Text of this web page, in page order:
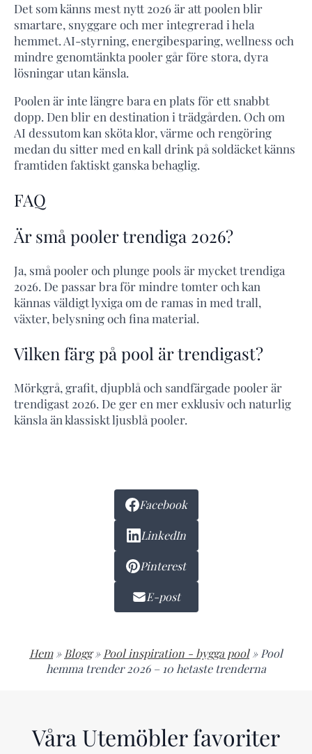
Det som känns mest nytt 2026 är att poolen blir
smartare, snyggare och mer integrerad i hela
hemmet. AI-styrning, energibesparing, wellness och
mindre genomtänkta pooler går före stora, dyra
lösningar utan känsla.
Poolen är inte längre bara en plats för ett snabbt
dopp. Den blir en destination i trädgården. Och om
AI dessutom kan sköta klor, värme och rengöring
medan du sitter med en kall drink på soldäcket känns
framtiden faktiskt ganska behaglig.
FAQ
Är små pooler trendiga 2026?
Ja, små pooler och plunge pools är mycket trendiga
2026. De passar bra för mindre tomter och kan
kännas väldigt lyxiga om de ramas in med trall,
växter, belysning och fina material.
Vilken färg på pool är trendigast?
Mörkgrå, grafit, djupblå och sandfärgade pooler är
trendigast 2026. De ger en mer exklusiv och naturlig
känsla än klassiskt ljusblå pooler.
Facebook
LinkedIn
Pinterest
E-post
Hem » Blogg » Pool inspiration - bygga pool » Pool
hemma trender 2026 – 10 hetaste trenderna
Våra Utemöbler favoriter